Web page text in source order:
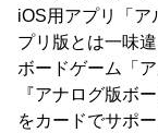
iOS用アプリ「ア
プリ版とは一味
ボードゲーム「
『アナログ版ボ
をカードでサポ